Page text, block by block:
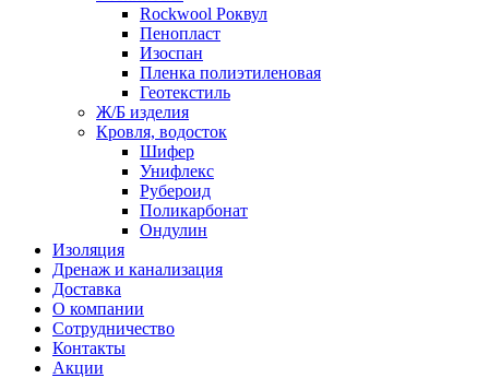
Rockwool Роквул
Пенопласт
Изоспан
Пленка полиэтиленовая
Геотекстиль
Ж/Б изделия
Кровля, водосток
Шифер
Унифлекс
Рубероид
Поликарбонат
Ондулин
Изоляция
Дренаж и канализация
Доставка
О компании
Cотрудничество
Контакты
Акции